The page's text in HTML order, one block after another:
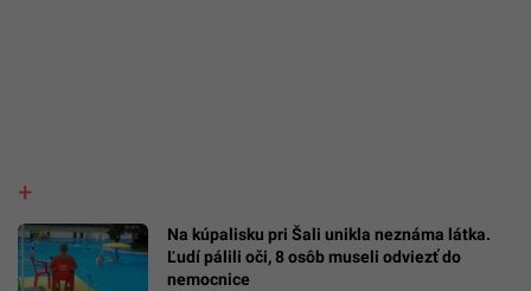
Na kúpalisku pri Šali unikla neznáma látka.
Ľudí pálili oči, 8 osôb museli odviezť do
nemocnice